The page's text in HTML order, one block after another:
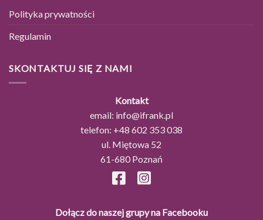
Polityka prywatności
Regulamin
SKONTAKTUJ SIĘ Z NAMI
Kontakt
email: info@ifrank.pl
telefon: +48 602 353 038
ul. Miętowa 52
61-680 Poznań
Dołącz do naszej grupy na Facebooku